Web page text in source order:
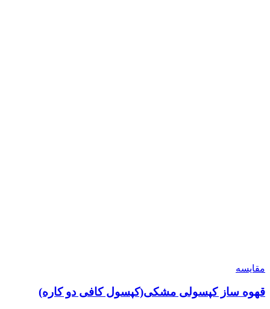
مقایسه
قهوه ساز کپسولی مشکی(کپسول کافی دو کاره)